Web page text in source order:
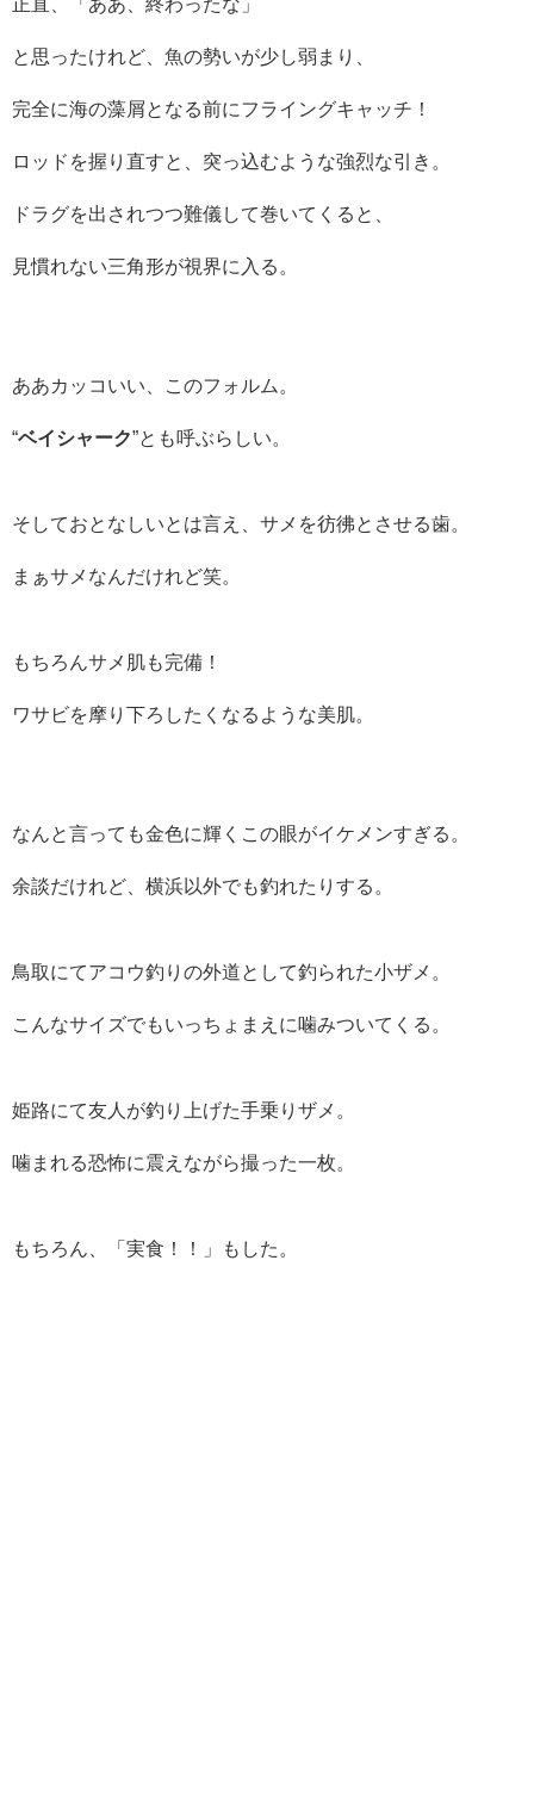
と思ったけれど、魚の勢いが少し弱まり、
完全に海の藻屑となる前にフライングキャッチ！
ロッドを握り直すと、突っ込むような強烈な引き。
ドラグを出されつつ難儀して巻いてくると、
見慣れない三角形が視界に入る。
ああカッコいい、このフォルム。
“ベイシャーク”とも呼ぶらしい。
そしておとなしいとは言え、サメを彷彿とさせる歯。
まぁサメなんだけれど笑。
もちろんサメ肌も完備！
ワサビを摩り下ろしたくなるような美肌。
なんと言っても金色に輝くこの眼がイケメンすぎる。
余談だけれど、横浜以外でも釣れたりする。
鳥取にてアコウ釣りの外道として釣られた小ザメ。
こんなサイズでもいっちょまえに噛みついてくる。
姫路にて友人が釣り上げた手乗りザメ。
噛まれる恐怖に震えながら撮った一枚。
もちろん、「実食！！」もした。